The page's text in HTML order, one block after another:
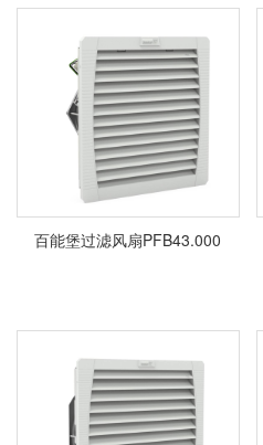
百能堡过滤风扇PFB43.000